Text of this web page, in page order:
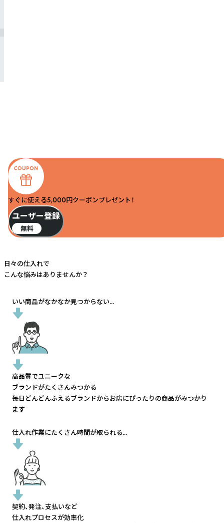
すぐに使える5,000円クーポンプレゼント！
ユーザー登録
無料
日々の仕入れで
こんな悩みはありませんか？
いい商品がなかなか見つからない...
高品質でユニークな
ブランドがたくさんみつかる
毎日どんどんふえるブランドからお店にぴったりの商品がみつかり
ます
仕入れ作業にたくさん時間が取られる...
契約、発注、支払いなど
仕入れプロセスが効率化